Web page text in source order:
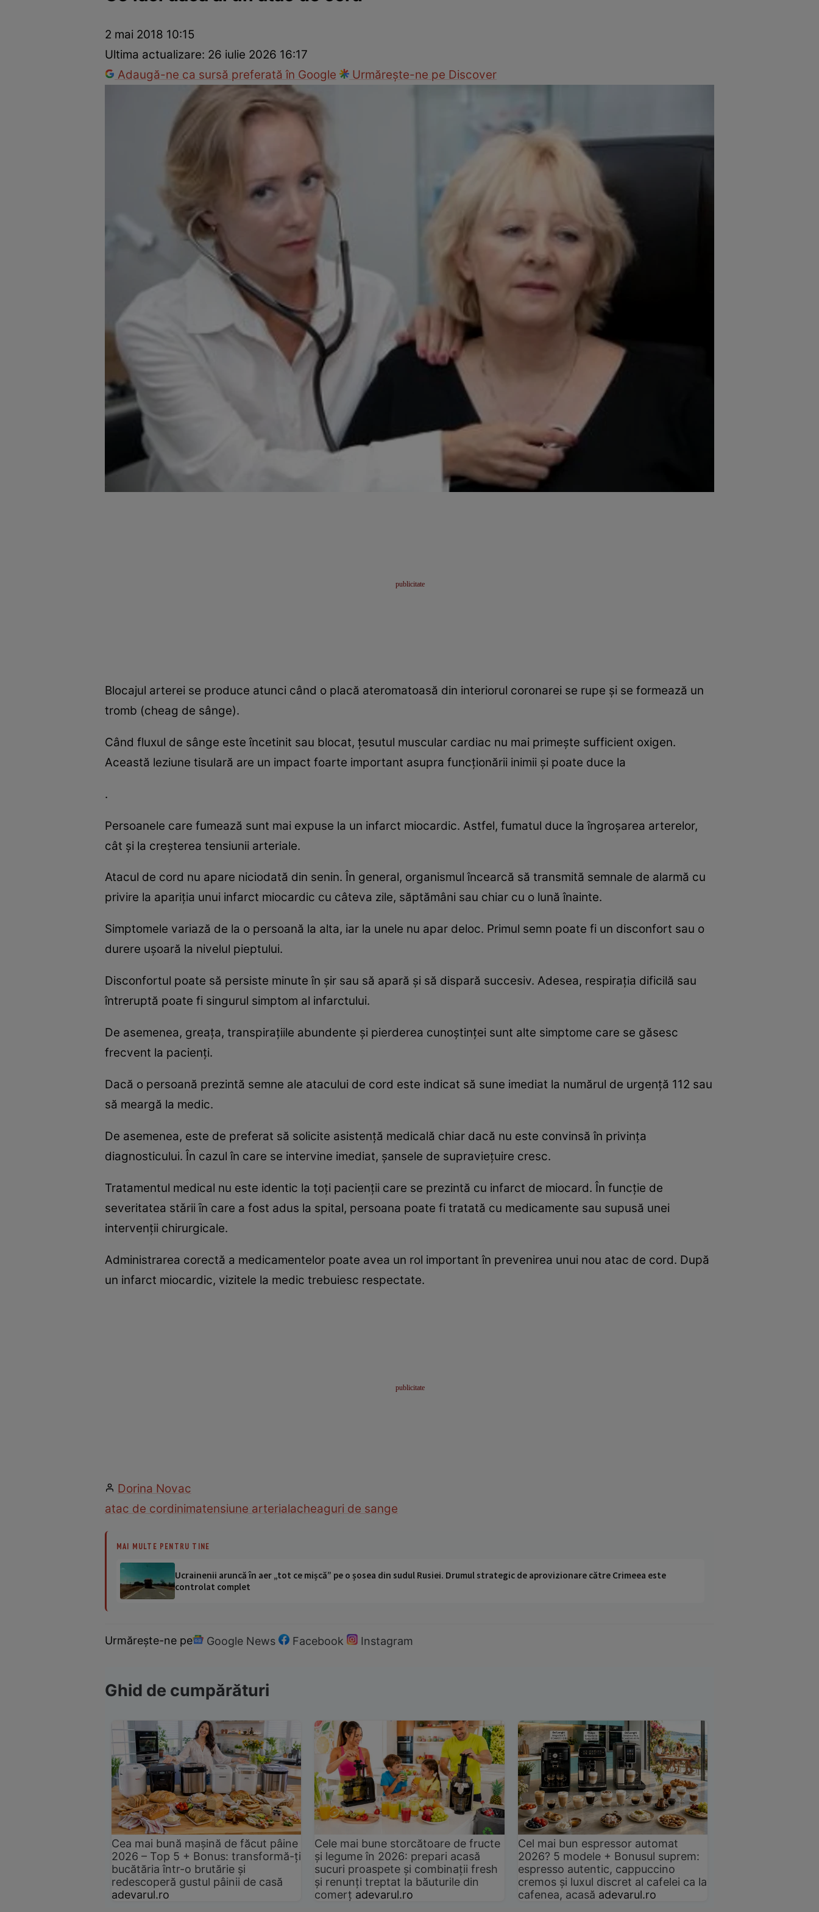
Prevenție și tratament Remedii naturiste
2 mai 2018 10:15
Ultima actualizare: 26 iulie 2026 16:17
Adaugă-ne ca sursă preferată în Google
Urmărește-ne pe Discover
Blocajul arterei se produce atunci când o placă ateromatoasă din interiorul coronarei se rupe şi se formează un
tromb (cheag de sânge).
Când fluxul de sânge este încetinit sau blocat, ţesutul muscular cardiac nu mai primeşte sufficient oxigen.
Această leziune tisulară are un impact foarte important asupra funcţionării inimii şi poate duce la
.
Persoanele care fumează sunt mai expuse la un infarct miocardic. Astfel, fumatul duce la îngroşarea arterelor,
cât şi la creşterea tensiunii arteriale.
Atacul de cord nu apare niciodată din senin. În general, organismul încearcă să transmită semnale de alarmă cu
privire la apariţia unui infarct miocardic cu câteva zile, săptămâni sau chiar cu o lună înainte.
Simptomele variază de la o persoană la alta, iar la unele nu apar deloc. Primul semn poate fi un disconfort sau o
durere uşoară la nivelul pieptului.
Disconfortul poate să persiste minute în şir sau să apară şi să dispară succesiv. Adesea, respiraţia dificilă sau
întreruptă poate fi singurul simptom al infarctului.
De asemenea, greaţa, transpiraţiile abundente şi pierderea cunoştinţei sunt alte simptome care se găsesc
frecvent la pacienţi.
Dacă o persoană prezintă semne ale atacului de cord este indicat să sune imediat la numărul de urgenţă 112 sau
să meargă la medic.
De asemenea, este de preferat să solicite asistenţă medicală chiar dacă nu este convinsă în privinţa
diagnosticului. În cazul în care se intervine imediat, şansele de supravieţuire cresc.
Tratamentul medical nu este identic la toţi pacienţii care se prezintă cu infarct de miocard. În funcţie de
severitatea stǎrii ȋn care a fost adus la spital, persoana poate fi tratată cu medicamente sau supusă unei
intervenţii chirurgicale.
Administrarea corectă a medicamentelor poate avea un rol important în prevenirea unui nou atac de cord. După
un infarct miocardic, vizitele la medic trebuiesc respectate.
Dorina Novac
atac de cordinimatensiune arterialacheaguri de sange
MAI MULTE PENTRU TINE
Ucrainenii aruncă în aer „tot ce mișcă” pe o șosea din sudul Rusiei. Drumul strategic de aprovizionare către Crimeea este
controlat complet
Urmărește-ne pe Google News Facebook Instagram
Ghid de cumpărături
Cea mai bună mașină de făcut pâine
2026 – Top 5 + Bonus: transformă-ți
bucătăria într-o brutărie și
redescoperă gustul pâinii de casă
adevarul.ro
Cele mai bune storcătoare de fructe
și legume în 2026: prepari acasă
sucuri proaspete și combinații fresh
și renunți treptat la băuturile din
comerț adevarul.ro
Cel mai bun espressor automat
2026? 5 modele + Bonusul suprem:
espresso autentic, cappuccino
cremos și luxul discret al cafelei ca la
cafenea, acasă adevarul.ro